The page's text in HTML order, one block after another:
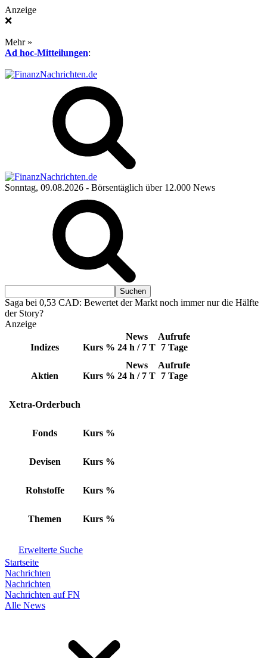
Anzeige
❌
Mehr »
Ad hoc-Mitteilungen:
Sonntag, 09.08.2026 - Börsentäglich über 12.000 News
Saga bei 0,53 CAD: Bewertet der Markt noch immer nur die Hälfte
der Story?
Anzeige
Indizes Kurs %
News
24 h / 7 T
Aufrufe
7 Tage
Aktien Kurs %
News
24 h / 7 T
Aufrufe
7 Tage
Xetra-Orderbuch
Fonds Kurs %
Devisen Kurs %
Rohstoffe Kurs %
Themen Kurs %
Erweiterte Suche
Startseite
Nachrichten
Nachrichten
Nachrichten auf FN
Alle News